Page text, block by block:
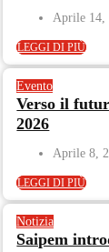
Aprile 14,
LEGGI DI PIÙ
Evento
Verso il
2026
Aprile 8,
LEGGI DI PIÙ
Notizia
Saipem